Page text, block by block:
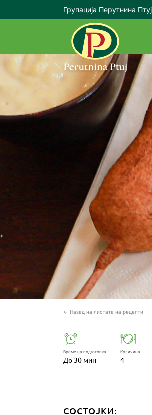
Групација Перутнина Птуј
← Назад на листата на рецепти
Време на подготовка
До 30 мин
Количина
4
СОСТОЈКИ: